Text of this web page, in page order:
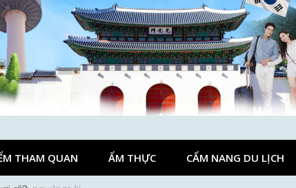
THAM QUAN ẨM THỰC CẨM NANG DU LỊCH